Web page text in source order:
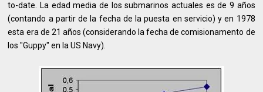
to-date. La edad media de los submarinos actuales es de 9 años
(contando a partir de la fecha de la puesta en servicio) y en 1978
esta era de 21 años (considerando la fecha de comisionamento de
los "Guppy" en la US Navy).